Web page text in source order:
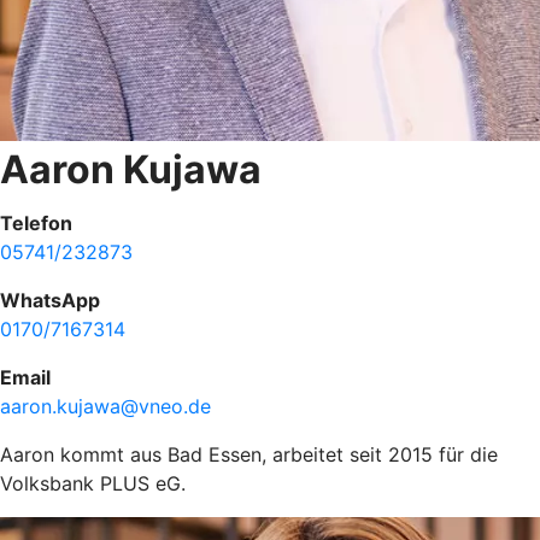
Aaron Kujawa
Telefon
05741/232873
WhatsApp
0170/7167314
Email
aaron.kujawa@vneo.de
Aaron kommt aus Bad Essen, arbeitet seit 2015 für die
Volksbank PLUS eG.